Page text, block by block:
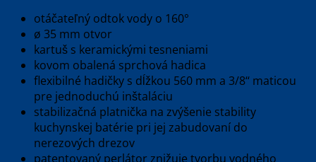
otáčateľný odtok vody o 160°
ø 35 mm otvor
kartuš s keramickými tesneniami
kovom obalená sprchová hadica
flexibilné hadičky s dĺžkou 560 mm a 3/8‘‘ maticou
pre jednoduchú inštaláciu
stabilizačná platnička na zvýšenie stability
kuchynskej batérie pri jej zabudovaní do
nerezových drezov
patentovaný perlátor znižuje tvorbu vodného